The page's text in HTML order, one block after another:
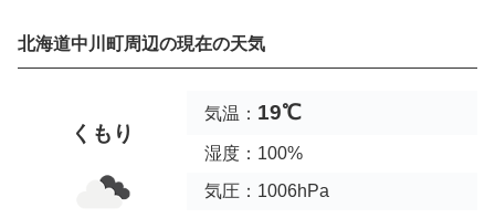
北海道中川町周辺の現在の天気
くもり
気温： 19℃
湿度：100%
気圧：1006hPa